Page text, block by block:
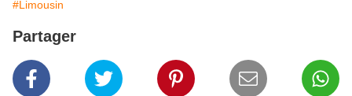
#Limousin
Partager